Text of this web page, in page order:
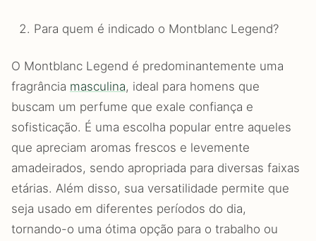
Para quem é indicado o Montblanc Legend?
O Montblanc Legend é predominantemente uma
fragrância masculina, ideal para homens que
buscam um perfume que exale confiança e
sofisticação. É uma escolha popular entre aqueles
que apreciam aromas frescos e levemente
amadeirados, sendo apropriada para diversas faixas
etárias. Além disso, sua versatilidade permite que
seja usado em diferentes períodos do dia,
tornando-o uma ótima opção para o trabalho ou